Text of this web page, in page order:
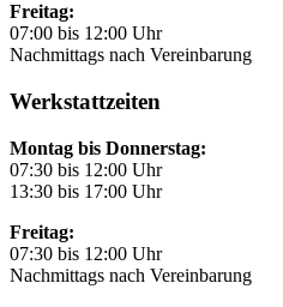
Freitag:
07:00 bis 12:00 Uhr
Nachmittags nach Vereinbarung
Werkstattzeiten
Montag bis Donnerstag:
07:30 bis 12:00 Uhr
13:30 bis 17:00 Uhr
Freitag:
07:30 bis 12:00 Uhr
Nachmittags nach Vereinbarung